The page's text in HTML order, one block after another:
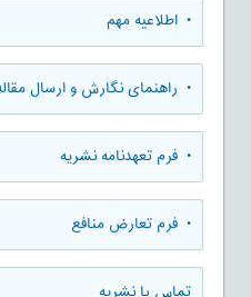
• اطلاعیه مهم
• راهنمای نگارش و ارسال مقاله
• فرم تعهدنامه نشریه
• فرم تعارض منافع